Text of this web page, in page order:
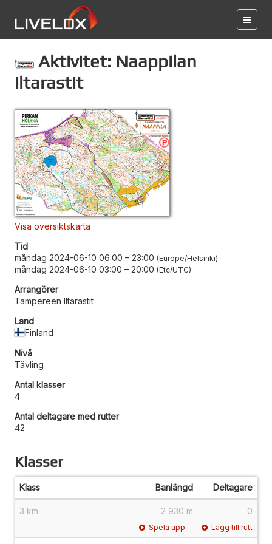
Aktivitet: Naappilan
iltarastit
Visa översiktskarta
Tid
måndag 2024-06-10 06:00 – 23:00 Europe/Helsinki
måndag 2024-06-10 03:00 – 20:00 Etc/UTC
Arrangörer
Tampereen Iltarastit
Land
Finland
Nivå
Tävling
Antal klasser
4
Antal deltagare med rutter
42
Klasser
Klass Banlängd Deltagare
3 km 2 930 m 0
Spela upp Lägg till rutt